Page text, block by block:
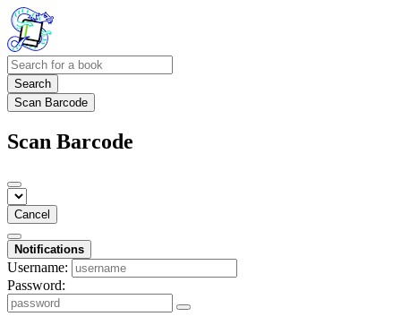
Search
Scan Barcode
Scan Barcode
Cancel
Notifications
Username:
Password: